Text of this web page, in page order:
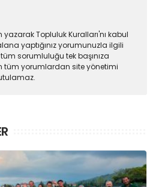
Topluluk Kuralları'nı kabul
yaptığınız yorumunuzla ilgili
sorumluluğu tek başınıza
tüm yorumlardan site yönetimi